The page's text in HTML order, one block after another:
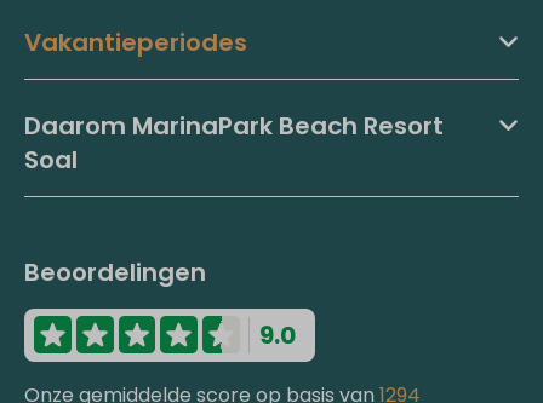
Vakantieperiodes
Daarom MarinaPark Beach Resort
Soal
Beoordelingen
9.0
Onze gemiddelde score op basis van 1294